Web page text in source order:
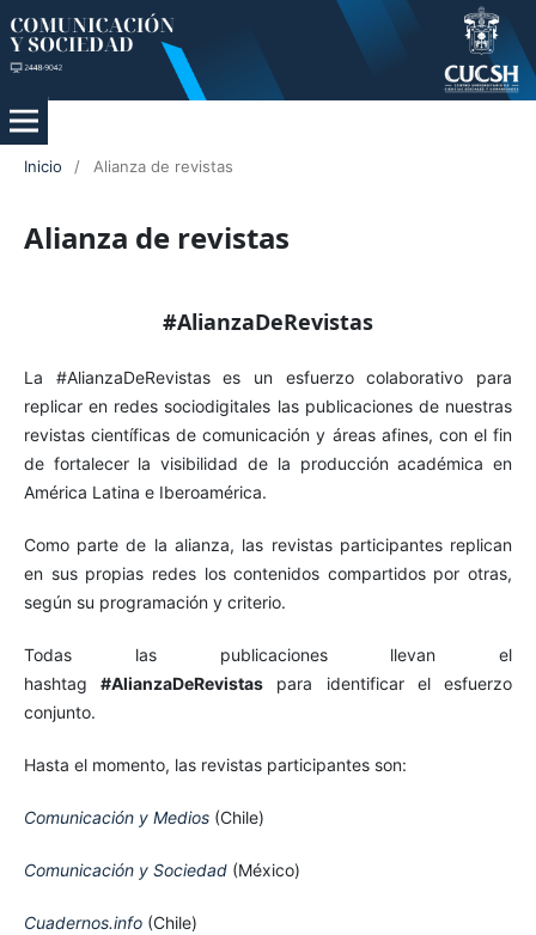
Inicio / Alianza de revistas
Alianza de revistas
#AlianzaDeRevistas
La #AlianzaDeRevistas es un esfuerzo colaborativo para
replicar en redes sociodigitales las publicaciones de nuestras
revistas científicas de comunicación y áreas afines, con el fin
de fortalecer lavisibilidad de la producción académica en
América Latina e Iberoamérica.
Como parte de la alianza, las revistas participantes replican
en sus propias redes los contenidos compartidos por otras,
según su programación y criterio.
Todas las publicaciones llevan el
hashtag#AlianzaDeRevistas para identificar el esfuerzo
conjunto.
Hasta el momento, las revistas participantes son:
Comunicación y Medios(Chile)
Comunicación y Sociedad(México)
Cuadernos.info(Chile)